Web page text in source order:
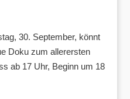
30. September, könnt
Doku zum allerersten
ab 17 Uhr, Beginn um 18